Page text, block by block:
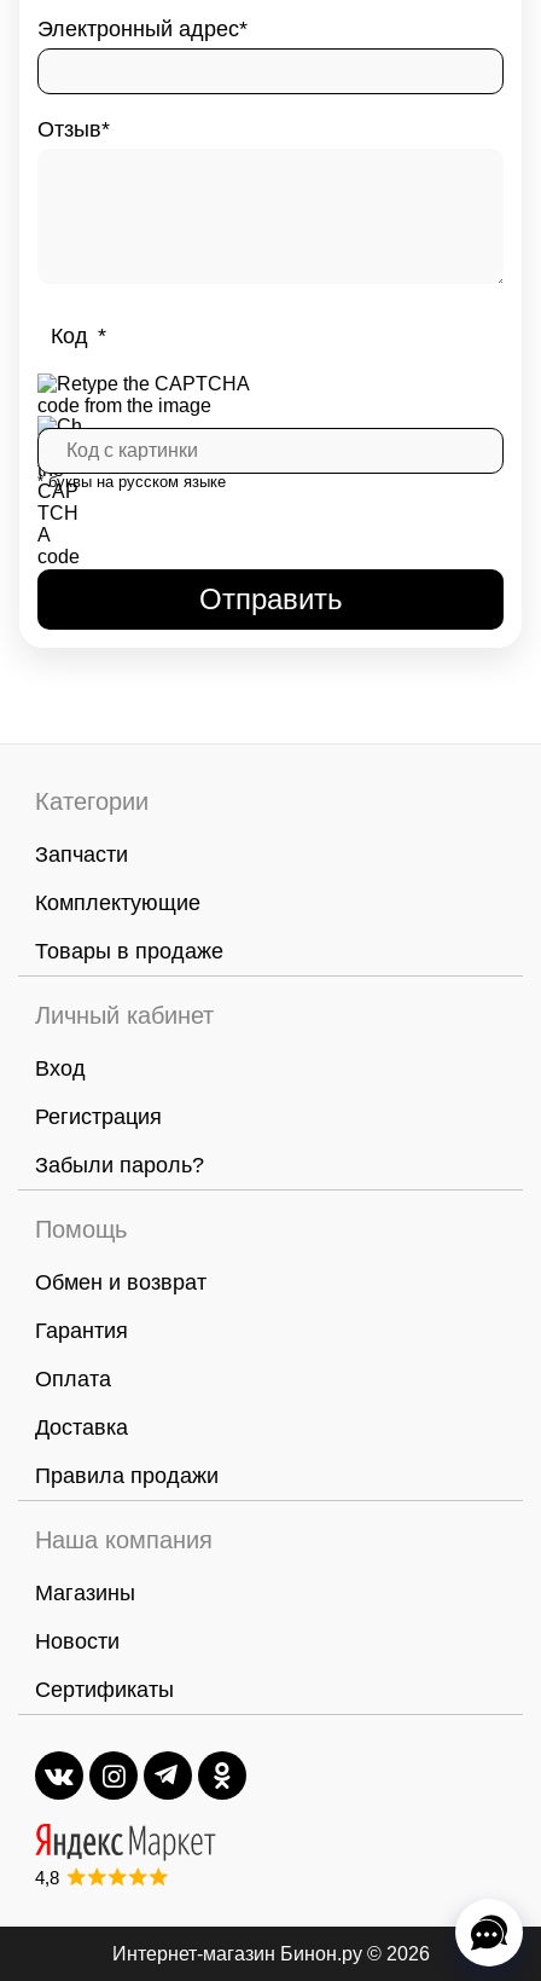
Электронный адрес
Отзыв
Код
* буквы на русском языке
Категории
Запчасти
Комплектующие
Товары в продаже
Личный кабинет
Вход
Регистрация
Забыли пароль?
Помощь
Обмен и возврат
Гарантия
Оплата
Доставка
Правила продажи
Наша компания
Магазины
Новости
Сертификаты
4,8
Интернет-магазин Бинон.ру © 2026